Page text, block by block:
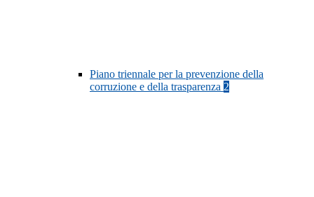
Piano triennale per la prevenzione della
corruzione e della trasparenza 2